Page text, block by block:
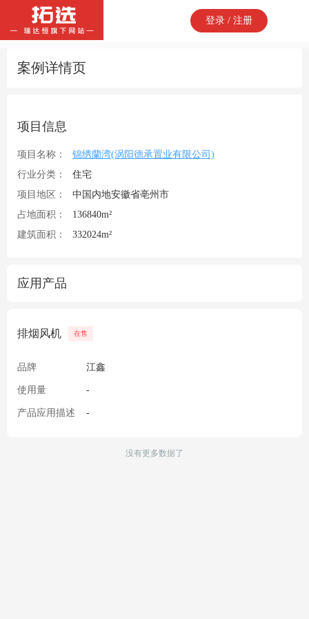
登录 / 注册
案例详情页
项目信息
项目名称：
锦绣蘭湾(涡阳德承置业有限公司)
行业分类：
住宅
项目地区：
中国内地安徽省亳州市
占地面积：
136840m²
建筑面积：
332024m²
应用产品
排烟风机 在售
品牌 江鑫
使用量 -
产品应用描述 -
没有更多数据了